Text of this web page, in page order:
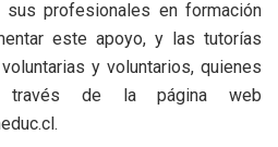
sus profesionales en formación
este apoyo, y las tutorías
y voluntarios, quienes
través de la página web